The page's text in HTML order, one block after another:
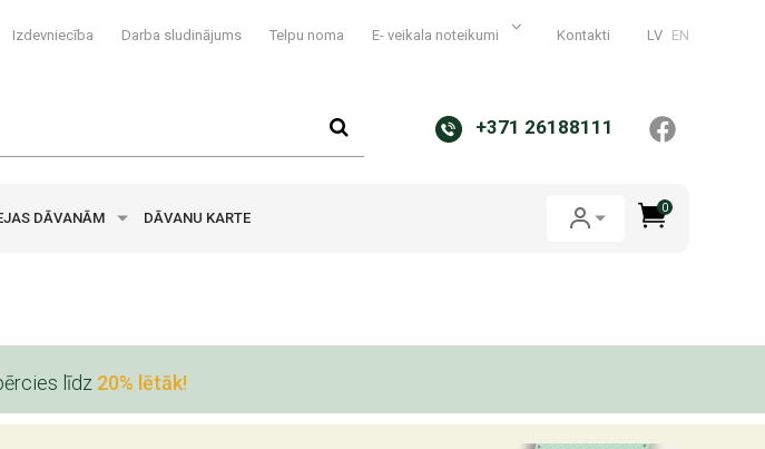
Izdevniecība Darba sludinājums Telpu noma E- veikala noteikumi Kontakti LV EN
+371 26188111
DĀVANĀM DĀVANU KARTE
0
līdz 20% lētāk!